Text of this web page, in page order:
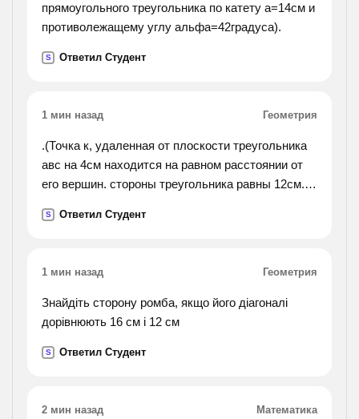
прямоугольного треугольника по катету а=14см и
противолежащему углу альфа=42градуса).
S Ответил Студент
1 мин назад Геометрия
.(Точка к, удаленная от плоскости треугольника
авс на 4см находится на равном расстоянии от
его вершин. стороны треугольника равны 12см.
плоскость треугольника; б)расстояние от точки к
S Ответил Студент
1 мин назад Геометрия
Знайдіть сторону ромба, якщо його діагоналі
дорівнюють 16 см і 12 см
S Ответил Студент
2 мин назад Математика